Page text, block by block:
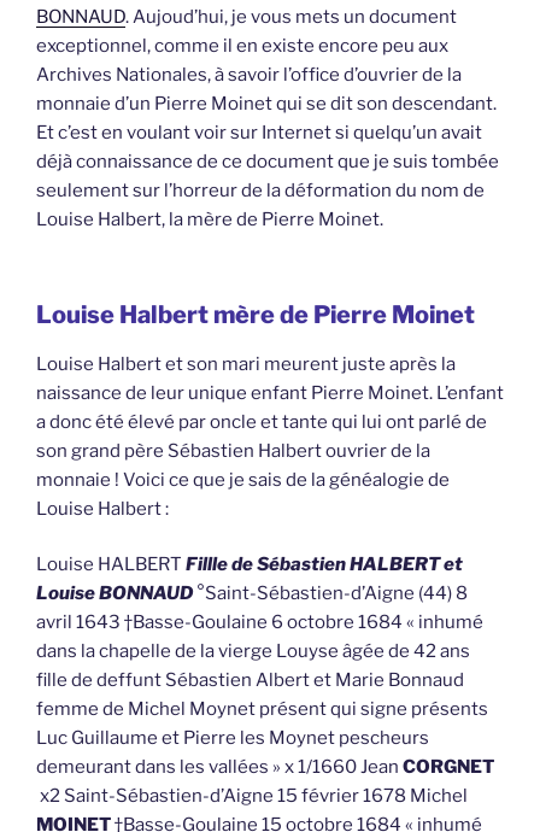
BONNAUD. Aujoud’hui, je vous mets un document
exceptionnel, comme il en existe encore peu aux
Archives Nationales, à savoir l’office d’ouvrier de la
monnaie d’un Pierre Moinet qui se dit son descendant.
Et c’est en voulant voir sur Internet si quelqu’un avait
déjà connaissance de ce document que je suis tombée
seulement sur l’horreur de la déformation du nom de
Louise Halbert, la mère de Pierre Moinet.
Louise Halbert mère de Pierre Moinet
Louise Halbert et son mari meurent juste après la
naissance de leur unique enfant Pierre Moinet. L’enfant
a donc été élevé par oncle et tante qui lui ont parlé de
son grand père Sébastien Halbert ouvrier de la
monnaie ! Voici ce que je sais de la généalogie de
Louise Halbert :
Louise HALBERT Fillle de Sébastien HALBERT et
Louise BONNAUD°Saint-Sébastien-d’Aigne (44) 8
avril 1643 †Basse-Goulaine 6 octobre 1684 « inhumé
dans la chapelle de la vierge Louyse âgée de 42 ans
fille de deffunt Sébastien Albert et Marie Bonnaud
femme de Michel Moynet présent qui signe présents
Luc Guillaume et Pierre les Moynet pescheurs
demeurant dans les vallées » x 1/1660 Jean CORGNET
x2 Saint-Sébastien-d’Aigne 15 février 1678 Michel
MOINET†Basse-Goulaine 15 octobre 1684 « inhumé